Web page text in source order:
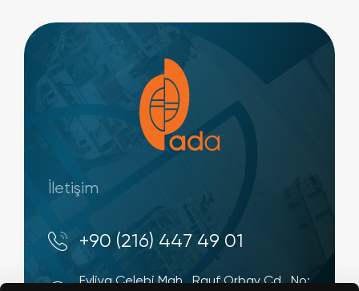
İletişim
+90 (216) 447 49 01
Evliya Çelebi Mah., Rauf Orbay Cd., No: